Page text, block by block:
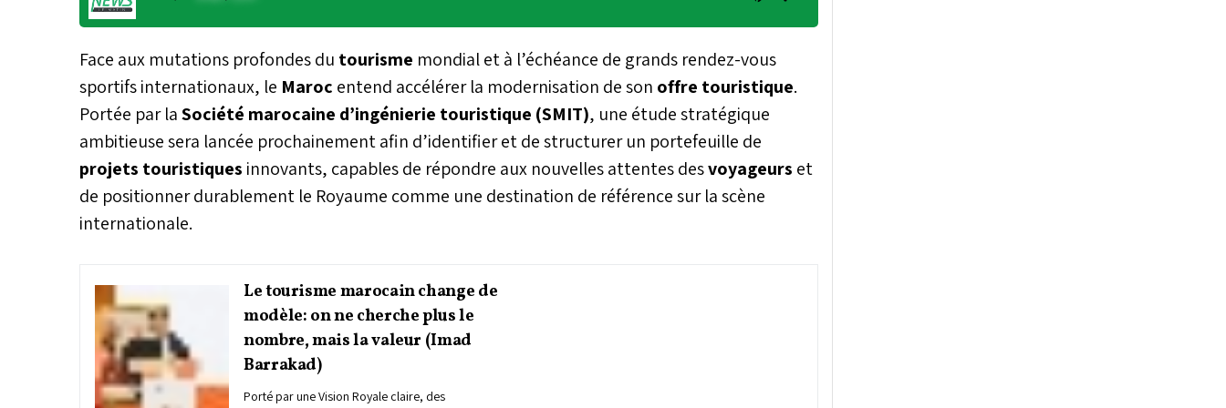
Face aux mutations profondes du tourisme mondial et à l’échéance de grands rendez-vous
sportifs internationaux, le Maroc entend accélérer la modernisation de son offre touristique.
Portée par laSociété marocaine d’ingénierie touristique (SMIT), une étude stratégique
ambitieuse sera lancée prochainement afin d’identifier et de structurer un portefeuille de
projets touristiques innovants, capables de répondre aux nouvelles attentes desvoyageurs et
de positionner durablement le Royaume comme une destination de référence sur la scène
internationale.
Le tourisme marocain change de
modèle: on ne cherche plus le
nombre, mais la valeur (Imad
Barrakad)
Porté par une Vision Royale claire, des